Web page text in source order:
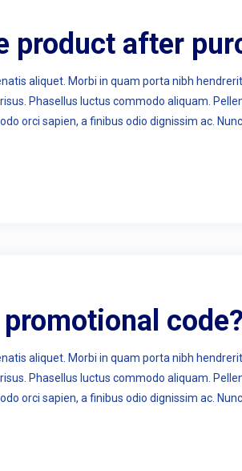
product after
aliquet. Morbi in quam porta nibh
Phasellus luctus commodo aliquam.
orci sapien, a finibus odio dignissim ac.
code?
aliquet. Morbi in quam porta nibh
Phasellus luctus commodo aliquam.
orci sapien, a finibus odio dignissim ac.